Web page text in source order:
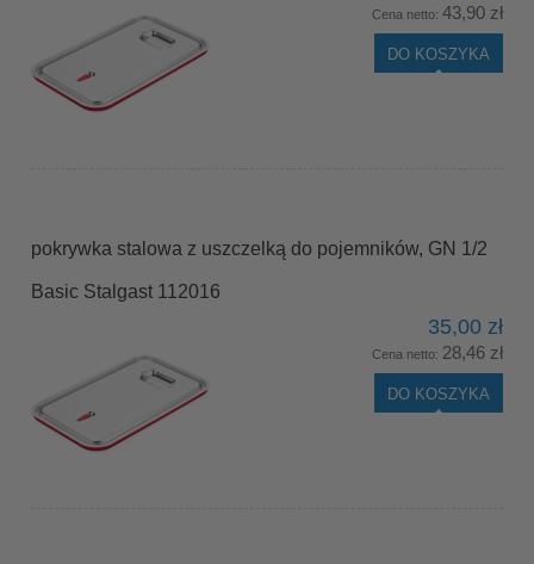
Cena netto: 43,90 zł
DO KOSZYKA
pokrywka stalowa z uszczelką do pojemników, GN 1/2
Basic Stalgast 112016
35,00 zł
Cena netto: 28,46 zł
DO KOSZYKA